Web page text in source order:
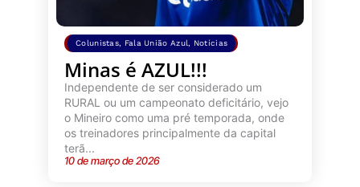
Colunistas, Fala União Azul, Notícias
Minas é AZUL!!!
Independente de ser considerado um
RURAL ou um campeonato deficitário, vejo
o Mineiro como uma pré temporada, onde
os treinadores principalmente da capital
terã...
10 de março de 2026